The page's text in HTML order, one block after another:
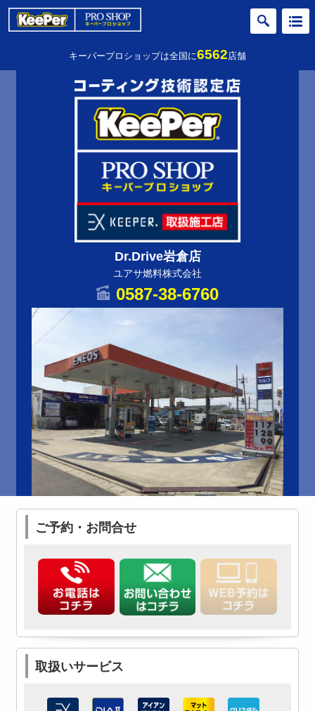
キーパープロショップは全国に6562店舗
Dr.Drive岩倉店
ユアサ燃料株式会社
0587-38-6760
ご予約・お問合せ
取扱いサービス